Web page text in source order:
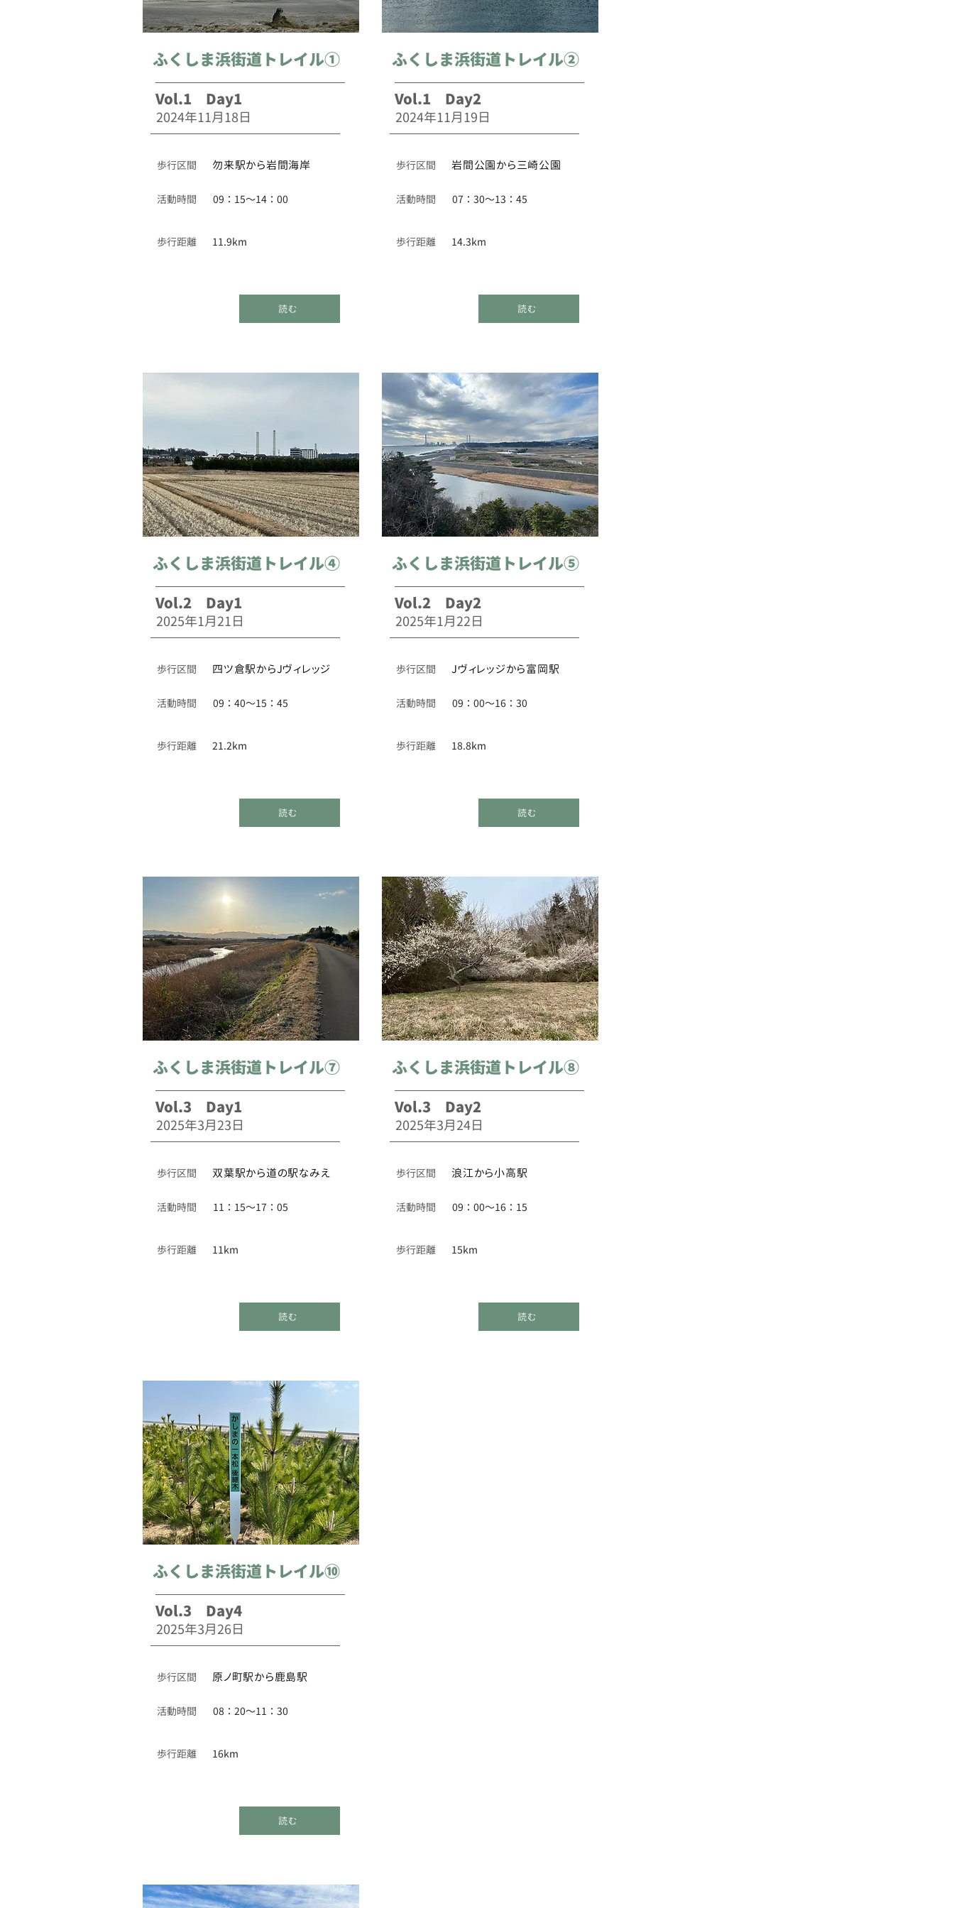
ふくしま浜街道トレイル①
Vol.1 Day1
2024年11月18日
​歩行区間 勿来駅から岩間海岸
活動時間 09：15～14：00
歩行距離 11.9km
読む
ふくしま浜街道トレイル④
Vol.2 Day1
2025年1月21日
​歩行区間 四ツ倉駅からJヴィレッジ
活動時間 09：40～15：45
歩行距離 21.2km
読む
ふくしま浜街道トレイル⑦
Vol.3 Day1
2025年3月23日
​歩行区間 双葉駅から道の駅なみえ
活動時間 11：15〜17：05
歩行距離 11km
読む
ふくしま浜街道トレイル⑩
Vol.3 Day4
2025年3月26日
​歩行区間 原ノ町駅から鹿島駅
活動時間 08：20〜11：30
歩行距離 16km
読む
ふくしま浜街道トレイル②
Vol.1 Day2
2024年11月19日
​歩行区間 岩間公園から三崎公園
活動時間 07：30～13：45
歩行距離 14.3km
読む
ふくしま浜街道トレイル⑤
Vol.2 Day2
2025年1月22日
​歩行区間 Jヴィレッジから富岡駅
活動時間 09：00〜16：30
歩行距離 18.8km
読む
ふくしま浜街道トレイル⑧
Vol.3 Day2
2025年3月24日
​歩行区間 浪江から小高駅
活動時間 09：00〜16：15
歩行距離 15km
読む